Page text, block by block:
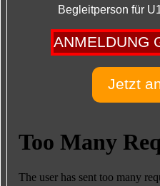
Begleitperson für
ANMELDUNG
Jetzt